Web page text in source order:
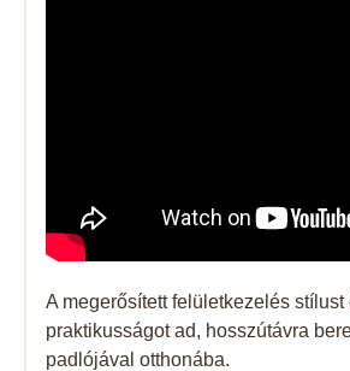
A megerősített felületkezelés stílust
praktikusságot ad, hosszútávra
padlójával otthonába.